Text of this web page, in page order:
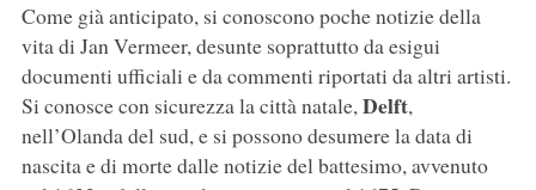
Come già anticipato, si conoscono poche notizie della
vita di Jan Vermeer, desunte soprattutto da esigui
documenti ufficiali e da commenti riportati da altri artisti.
Si conosce con sicurezza la città natale,Delft,
nell’Olanda del sud, e si possono desumere la data di
nascita e di morte dalle notizie del battesimo, avvenuto